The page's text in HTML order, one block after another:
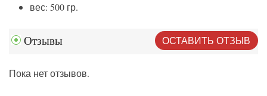
вес: 500 гр.
Отзывы ОСТАВИТЬ ОТЗЫВ
Пока нет отзывов.